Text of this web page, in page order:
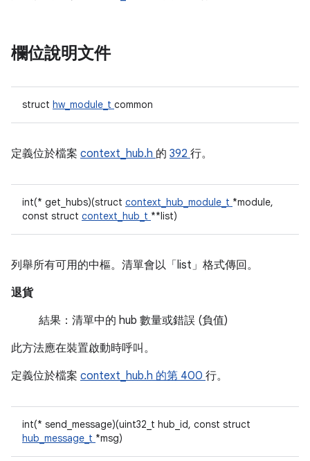
欄位說明文件
struct hw_module_t common
定義位於檔案 context_hub.h 的 392 行。
int(* get_hubs)(struct context_hub_module_t *module,
const struct context_hub_t **list)
列舉所有可用的中樞。清單會以「list」格式傳回。
退貨
結果：清單中的 hub 數量或錯誤 (負值)
此方法應在裝置啟動時呼叫。
定義位於檔案 context_hub.h 的第 400 行。
int(* send_message)(uint32_t hub_id, const struct
hub_message_t *msg)